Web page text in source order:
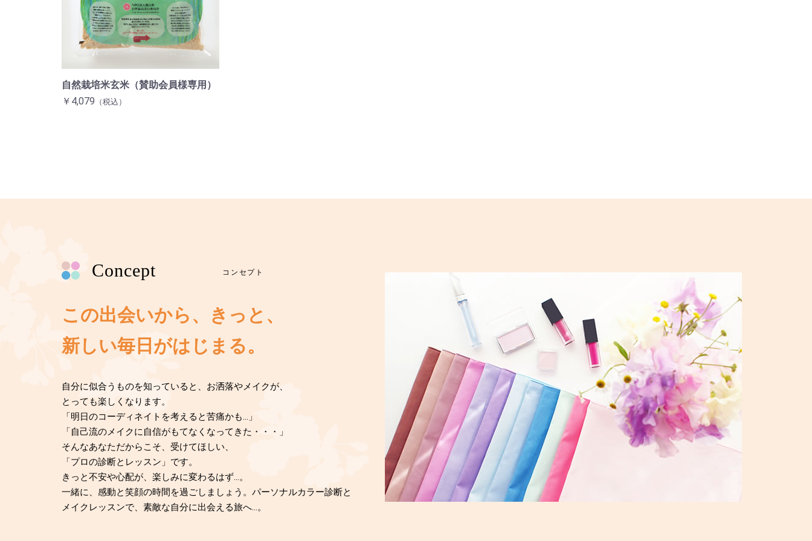
自然栽培米玄米（賛助会員様専用）
￥4,079 （税込）
Concept コンセプト
この出会いから、きっと、
新しい毎日がはじまる。
自分に似合うものを知っていると、お洒落やメイクが、
とっても楽しくなります。
「明日のコーディネイトを考えると苦痛かも…」
「自己流のメイクに自信がもてなくなってきた・・・」
そんなあなただからこそ、受けてほしい、
「プロの診断とレッスン」です。
きっと不安や心配が、楽しみに変わるはず…。
一緒に、感動と笑顔の時間を過ごしましょう。パーソナルカラー診断と
メイクレッスンで、素敵な自分に出会える旅へ…。